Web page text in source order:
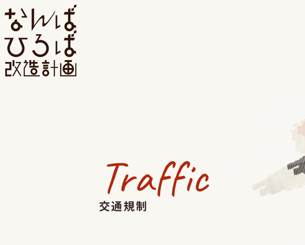
Traffic
交通規制